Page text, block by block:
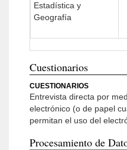
Estadística y
Geografía
Cuestionarios
CUESTIONARIOS
Entrevista directa por
electrónico (o de papel
permitan el uso del
Procesamiento de